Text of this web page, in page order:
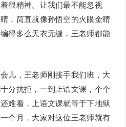
很精神。让我们最不能忽视
，简直就像孙悟空的火眼金睛
得多么天衣无缝，王老师都能
，王老师刚接手我们班，大
分抗拒，一到上语文课，个个
难看，上语文课就等于下地狱
个月，大家对这位王老师就有